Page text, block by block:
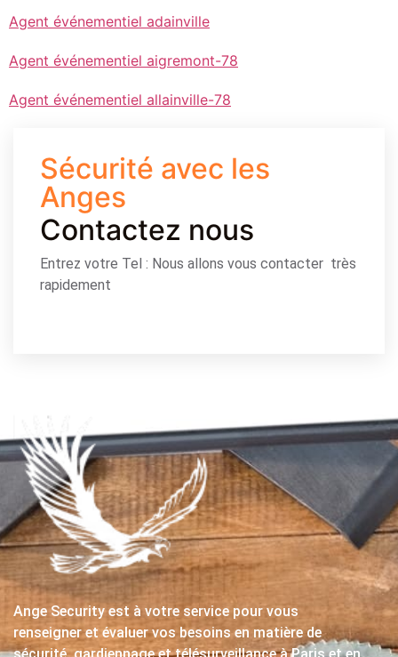
Agent événementiel adainville
Agent événementiel aigremont-78
Agent événementiel allainville-78
Sécurité avec les
Anges
Contactez nous
Entrez votre Tel : Nous allons vous contacter très
rapidement
Ange Security est à votre service pour vous
renseigner et évaluer vos besoins en matière de